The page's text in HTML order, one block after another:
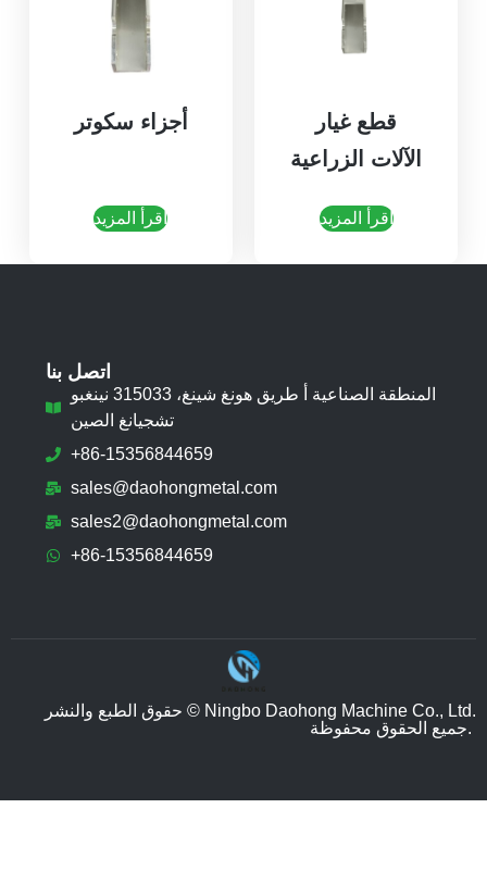
أجزاء سكوتر
اقرأ المزيد
قطع غيار
الآلات الزراعية
اقرأ المزيد
اتصل بنا
المنطقة الصناعية أ طريق هونغ شينغ، 315033 نينغبو
تشجيانغ الصين
+86-15356844659
sales@daohongmetal.com
sales2@daohongmetal.com
+86-15356844659
حقوق الطبع والنشر © Ningbo Daohong Machine Co., Ltd.
جميع الحقوق محفوظة.